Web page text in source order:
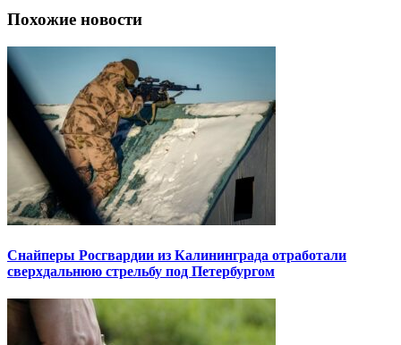
Похожие новости
Снайперы Росгвардии из Калининграда отработали
сверхдальнюю стрельбу под Петербургом